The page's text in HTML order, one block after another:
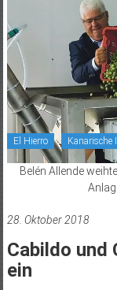
Inseln
El Hierro Kanarische
Belén Allende
28. Oktober 2018
Cabildo und
ein